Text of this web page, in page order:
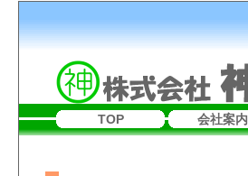
TOP 会社案内